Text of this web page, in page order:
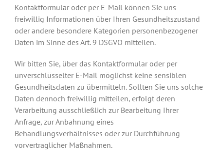
Kontaktformular oder per E-Mail können Sie uns
freiwillig Informationen über Ihren Gesundheitszustand
oder andere besondere Kategorien personenbezogener
Daten im Sinne des Art. 9 DSGVO mitteilen.
Wir bitten Sie, über das Kontaktformular oder per
unverschlüsselter E-Mail möglichst keine sensiblen
Gesundheitsdaten zu übermitteln. Sollten Sie uns solche
Daten dennoch freiwillig mitteilen, erfolgt deren
Verarbeitung ausschließlich zur Bearbeitung Ihrer
Anfrage, zur Anbahnung eines
Behandlungsverhältnisses oder zur Durchführung
vorvertraglicher Maßnahmen.